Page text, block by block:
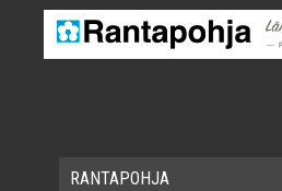
RAN­TA­POH­JA